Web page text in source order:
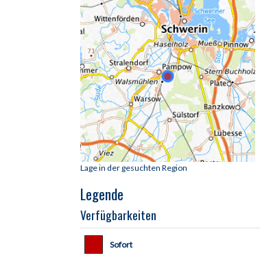
Lage in der gesuchten Region
Legende
Verfügbarkeiten
Sofort